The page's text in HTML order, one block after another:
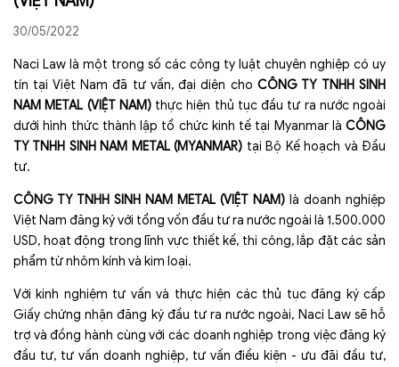
30/05/2022
Naci Law là một trong số các công ty luật chuyên nghiệp có uy
tín tại Việt Nam đã tư vấn, đại diện choCÔNG TY TNHH SINH
NAM METAL (VIỆT NAM)thực hiện thủ tục đầu tư ra nước ngoài
dưới hình thức thành lập tổ chức kinh tế tại Myanmar là CÔNG
TY TNHH SINH NAM METAL (MYANMAR) tại Bộ Kế hoạch và Đầu
tư.
CÔNG TY TNHH SINH NAM METAL (VIỆT NAM) là doanh nghiệp
Việt Nam đăng ký với tổng vốn đầu tư ra nước ngoài là 1.500.000
USD, hoạt động trong lĩnh vực thiết kế, thi công, lắp đặt các sản
phẩm từ nhôm kính và kim loại.
Với kinh nghiệm tư vấn và thực hiện các thủ tục đăng ký cấp
Giấy chứng nhận đăng ký đầu tư ra nước ngoài, Naci Law sẽ hỗ
trợ và đồng hành cùng với các doanh nghiệp trong việc đăng ký
đầu tư, tư vấn doanh nghiệp, tư vấn điều kiện - ưu đãi đầu tư,